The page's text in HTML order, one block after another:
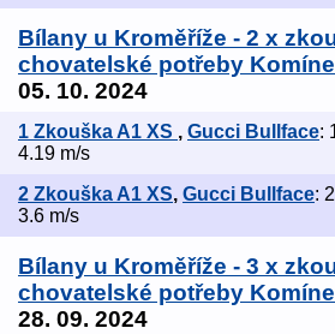
Bílany u Kroměříže - 2 x
chovatelské potřeby
05. 10. 2024
1 Zkouška A1 XS , Gucci Bullface:
4.19 m/s
2 Zkouška A1 XS, Gucci Bullface:
3.6 m/s
Bílany u Kroměříže - 3 x
chovatelské potřeby
28. 09. 2024